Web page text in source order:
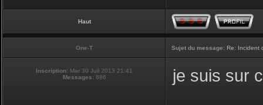
Haut
One-T Sujet du message: Re: Incident
Inscription: Mar 30 Juil 2013 21:41
Messages:686 je suis sur